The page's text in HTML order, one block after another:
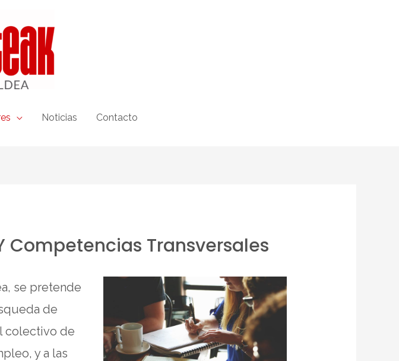
Noticias Contacto
Competencias Transversales
se pretende
de
colectivo de
y a las